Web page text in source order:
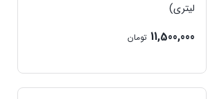
لیتری)
11,500,000 تومان